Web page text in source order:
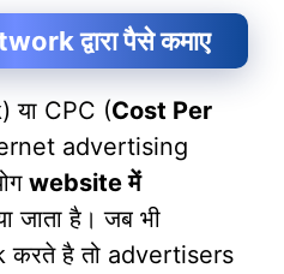
द्वारा पैसे कमाए
) या CPC (Cost Per
advertising
website में
जाता है। जब भी
है तो advertisers